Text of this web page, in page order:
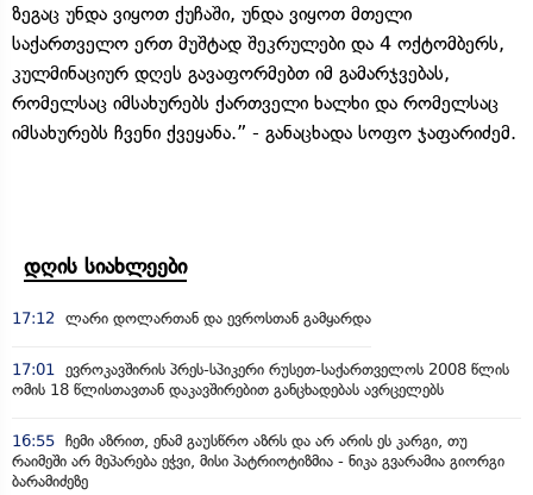
ზეგაც უნდა ვიყოთ ქუჩაში, უნდა ვიყოთ მთელი
საქართველო ერთ მუშტად შეკრულები და 4 ოქტომბერს,
კულმინაციურ დღეს გავაფორმებთ იმ გამარჯვებას,
რომელსაც იმსახურებს ქართველი ხალხი და რომელსაც
იმსახურებს ჩვენი ქვეყანა.” - განაცხადა სოფო ჯაფარიძემ.
დღის სიახლეები
17:12 ლარი დოლართან და ევროსთან გამყარდა
17:01
ევროკავშირის პრეს-სპიკერი რუსეთ-საქართველოს 2008 წლის
ომის 18 წლისთავთან დაკავშირებით განცხადებას ავრცელებს
16:55 ჩემი აზრით, ენამ გაუსწრო აზრს და არ არის ეს კარგი, თუ
რაიმეში არ მეპარება ეჭვი, მისი პატრიოტიზმია - ნიკა გვარამია გიორგი
ბარამიძეზე